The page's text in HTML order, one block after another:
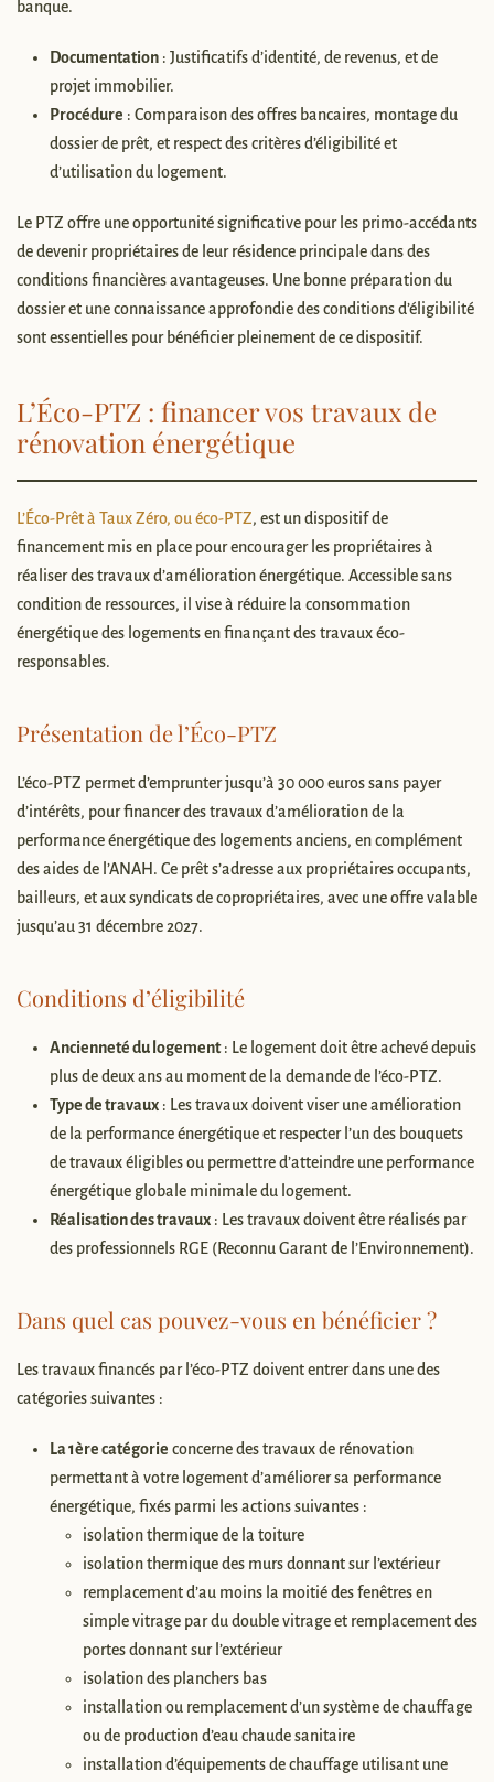
banque.
Documentation : Justificatifs d’identité, de revenus, et de
projet immobilier.
Procédure : Comparaison des offres bancaires, montage du
dossier de prêt, et respect des critères d’éligibilité et
d’utilisation du logement.
Le PTZ offre une opportunité significative pour les primo-accédants
de devenir propriétaires de leur résidence principale dans des
conditions financières avantageuses. Une bonne préparation du
dossier et une connaissance approfondie des conditions d’éligibilité
sont essentielles pour bénéficier pleinement de ce dispositif.
L’Éco-PTZ : financer vos travaux de
rénovation énergétique
L’Éco-Prêt à Taux Zéro, ou éco-PTZ, est un dispositif de
financement mis en place pour encourager les propriétaires à
réaliser des travaux d’amélioration énergétique. Accessible sans
condition de ressources, il vise à réduire la consommation
énergétique des logements en finançant des travaux éco-
responsables.
Présentation de l’Éco-PTZ
L’éco-PTZ permet d’emprunter jusqu’à 30 000 euros sans payer
d’intérêts, pour financer des travaux d’amélioration de la
performance énergétique des logements anciens, en complément
des aides de l’ANAH. Ce prêt s’adresse aux propriétaires occupants,
bailleurs, et aux syndicats de copropriétaires, avec une offre valable
jusqu’au 31 décembre 2027.
Conditions d’éligibilité
Ancienneté du logement: Le logement doit être achevé depuis
plus de deux ans au moment de la demande de l’éco-PTZ.
Type de travaux : Les travaux doivent viser une amélioration
de la performance énergétique et respecter l’un des bouquets
de travaux éligibles ou permettre d’atteindre une performance
énergétique globale minimale du logement.
Réalisation des travaux : Les travaux doivent être réalisés par
des professionnels RGE (Reconnu Garant de l’Environnement).
Dans quel cas pouvez-vous en bénéficier ?
Les travaux financés par l’éco-PTZ doivent entrer dans une des
catégories suivantes :
La 1ère catégorie concerne des travaux de rénovation
permettant à votre logement d’améliorer sa performance
énergétique, fixés parmi les actions suivantes :
isolation thermique de la toiture
isolation thermique des murs donnant sur l’extérieur
remplacement d’au moins la moitié des fenêtres en
simple vitrage par du double vitrage et remplacement des
portes donnant sur l’extérieur
isolation des planchers bas
installation ou remplacement d’un système de chauffage
ou de production d’eau chaude sanitaire
installation d’équipements de chauffage utilisant une